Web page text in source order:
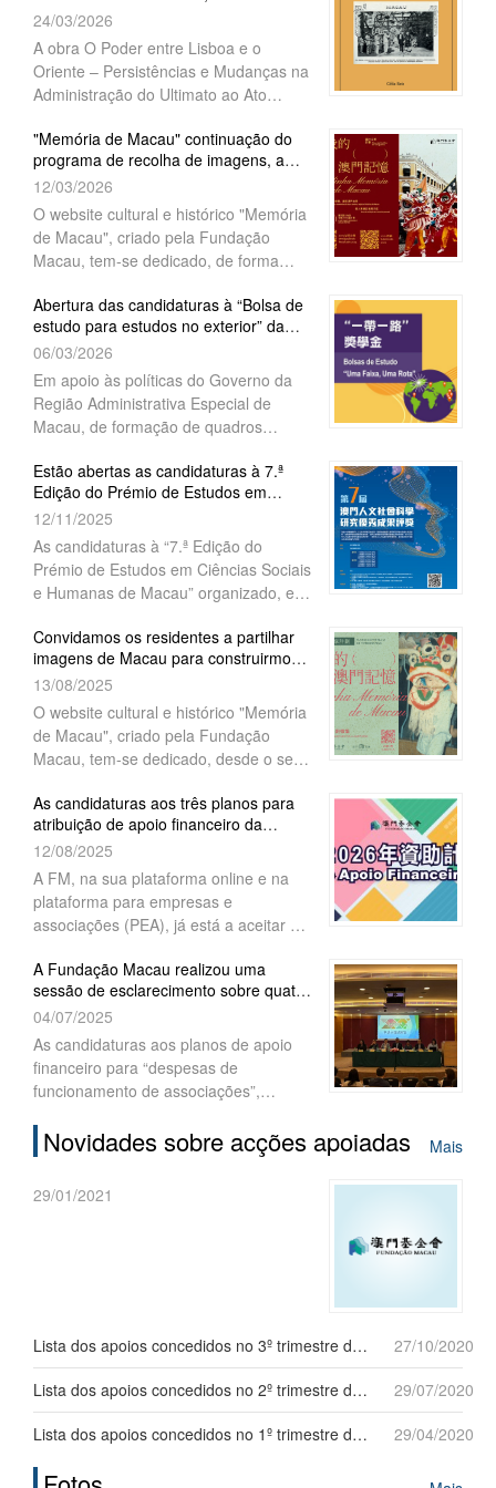
de funcionamento de associações”,
“projectos académicos”, “intercâmbios”
e “actividades comunitárias”, no ano de
2027. As candidaturas ao apoio
financeiro para despesas de
funcionamento de associações têm
início a partir do próximo dia 15 de
Junho,
fase poderão submeter pedidos
relativos a actividades a realizar entre
os meses de Setembro e Dezembro de
2026.
"Colecção Estudos de Ma...
24/03/2026
A obra O Poder entre Lisboa e o
Oriente – Persistências e Mudanças na
Administração do Ultimato ao Ato
recentemente publicada no âmbito da
colecção "Estudos de Macau". Uma
coedição da Fundação Macau e do
Centro Científico e Cultural de Macau,
I.P., o livro aborda a evolução e as
práticas dos sistemas administrativos
"Memória de Macau" continuação do
programa de recolha de imagens, a
longo prazo, sobre o tema " Minh...
12/03/2026
O website cultural e histórico "Memória
de Macau", criado pela Fundação
Macau, tem-se dedicado, de forma
material histórico e cultural relacionado
com Macau. Para engrandecer, ainda
mais, os conteúdos da plataforma, o
website lançará uma vez mais, em
2026, o Programa de
Abertura das candidaturas à “Bolsa de
estudo para estudos no exterior” da
série de bolsas de estudo ...
06/03/2026
Em apoio às políticas do Governo da
Região Administrativa Especial de
Macau, de formação de quadros
continuar a atribuir 20 “bolsas de
estudo para estudos no exterior”, da
série de bolsas de estudo “Uma Faixa,
Uma Rota”, no ano de 2026. As
candidaturas decorrem entre 9 a 27 de
Março de 2026.
Estão abertas as candidaturas à 7.ª
Edição do Prémio de Estudos em
Ciências Sociais e Humanas de Ma...
12/11/2025
As candidaturas à “7.ª Edição do
Prémio de Estudos em Ciências Sociais
e Humanas de Macau” organizado, em
Social Sciences in China Press,
encontram-se abertas a partir desta
data até 30 de Dezembro de 2025.
Convidamos os residentes a partilhar
imagens de Macau para construirmos
juntos uma memória
Programa de recolha de imagens a
longo prazo " Minha Memória de
Macau"
13/08/2025
O website cultural e histórico "Memória
de Macau", criado pela Fundação
Macau, tem-se dedicado, desde o seu
plataforma de colaboração intersetorial
e multicanal, trabalhando com escolas,
As candidaturas aos três planos para
atribuição de apoio financeiro da
Fundação Macau para o ano 202...
12/08/2025
A FM, na sua plataforma online e na
plataforma para empresas e
associações (PEA), já está a aceitar as
financeiro aos três planos -“Projectos
académicos”, “Actividades
comunitárias” e “Intercâmbios”, sendo
que as mesmas terminam a 15 de
Agosto de 2025, às 17h30.
A Fundação Macau realizou uma
sessão de esclarecimento sobre quatro
planos de apoio financeiro
04/07/2025
As candidaturas aos planos de apoio
financeiro para “despesas de
funcionamento de associações”,
comunitárias” e “intercâmbios” (1.ª
fase), para o ano de 2026, decorrerão,
dia 7 de Julho. A Fundação Macau
mais de xxx representantes de
associações interessadas.
Novidades sobre acções apoiadas Mais
29/01/2021
Lista dos apoios concedidos no 3º trimestre de 2020
27/10/2020
Lista dos apoios concedidos no 2º trimestre de 2020
29/07/2020
Lista dos apoios concedidos no 1º trimestre de 2020
29/04/2020